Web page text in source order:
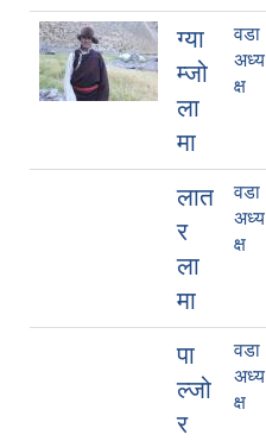
ग्या
म्जो
ला
मा
वडा
अध्य
क्ष
लात
र
ला
मा
वडा
अध्य
क्ष
पा
ल्जो
र
वडा
अध्य
क्ष